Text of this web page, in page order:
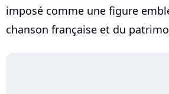
imposé comme une figure
chanson française et du